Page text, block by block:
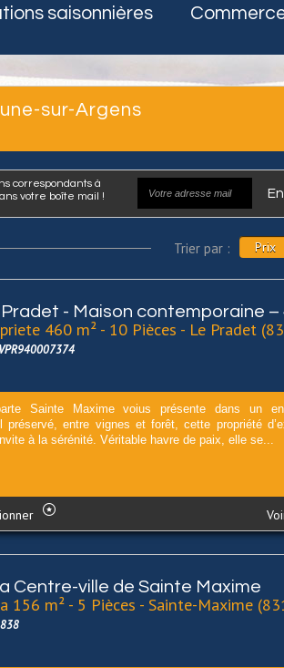
saisonnières
sur-Argens
votre boîte mail !
Trier par : Prix
Pradet - Maison contemporaine –
460 m² - 10 Pièces - Le Pradet
Sainte Maxime voius présente dans un
préservé, entre vignes et forêt, cette propriété
à la sérénité. Véritable havre de paix, elle se...
Centre-ville de Sainte Maxime
156 m² - 5 Pièces - Sainte-Maxime